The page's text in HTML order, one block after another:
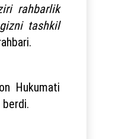
rahbarlik
tashkil
Hukumati